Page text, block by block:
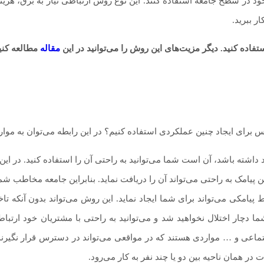
ببرید.
کنید. دیگر مزیت‌های این روش را می‌توانید در این مقاله مطالعه
ایجاد چنین عملکردی استفاده کنیم؟ در این رابطه می‌توان به
باشد، آن است شما می‌توانید به راحتی آن را استفاده کنید. در
به راحتی می‌تواند آن را دریافت نماید. بنابراین جامعه مخاطب
می‌تواند برای شما ایجاد نماید. این روش می‌تواند بدون آنکه
دچار اختلال نخواهید شد و می‌توانید به راحتی با مشتریان خود
و … مواردی هستند که در مواقعی می‌تواند در دسترس قرار
همان ناحیه بین دو یا چند نفر به کار می‌رود.